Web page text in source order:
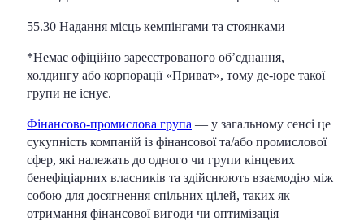
55.30 Надання місць кемпінгами та стоянками
*Немає офіційно зареєстрованого об’єднання,
холдингу або корпорації «Приват», тому де-юре такої
групи не існує.
Фінансово-промислова група — у загальному сенсі це
сукупність компаній із фінансової та/або промислової
сфер, які належать до одного чи групи кінцевих
бенефіціарних власників та здійснюють взаємодію між
собою для досягнення спільних цілей, таких як
отримання фінансової вигоди чи оптимізація